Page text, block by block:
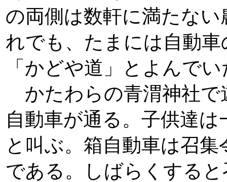
の両側は数軒に満たな
れでも、たまには自動
「かどや道」とよんで
かたわらの青渭神社で
自動車が通る。子供達
と叫ぶ。箱自動車は召
である。しばらくする